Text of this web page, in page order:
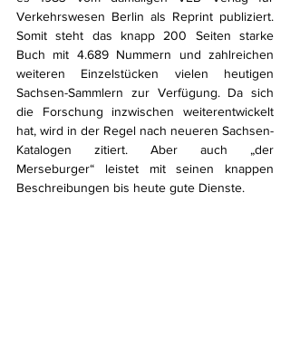
Verkehrswesen Berlin als Reprint publiziert.
Somit steht das knapp 200 Seiten starke
Buch mit 4.689 Nummern und zahlreichen
weiteren Einzelstücken vielen heutigen
Sachsen-Sammlern zur Verfügung. Da sich
die Forschung inzwischen weiterentwickelt
hat, wird in der Regel nach neueren Sachsen-
Katalogen zitiert. Aber auch „der
Merseburger“ leistet mit seinen knappen
Beschreibungen bis heute gute Dienste.